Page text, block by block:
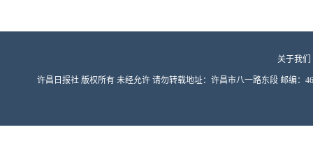
关于我们
许昌日报社 版权所有 未经允许 请勿转载地址：许昌市八一路东段 邮编：